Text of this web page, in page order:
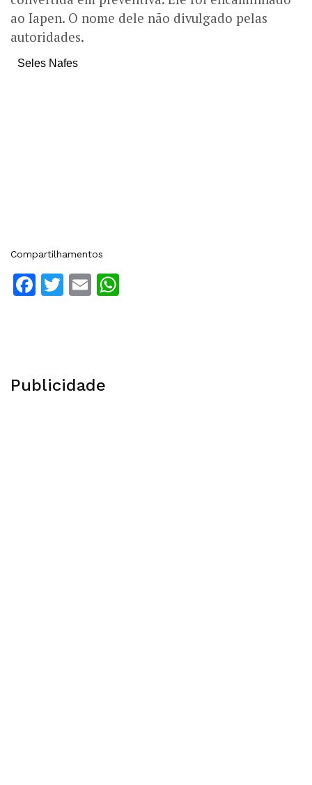
ao Iapen. O nome dele não divulgado pelas
autoridades.
Seles Nafes
Compartilhamentos
Facebook
Twitter
Email
Publicidade